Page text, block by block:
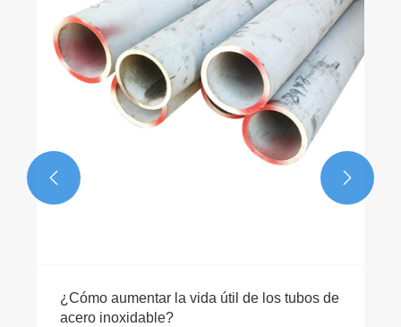
​Selección de espesor para canalón de
acero inoxidable 316L
 